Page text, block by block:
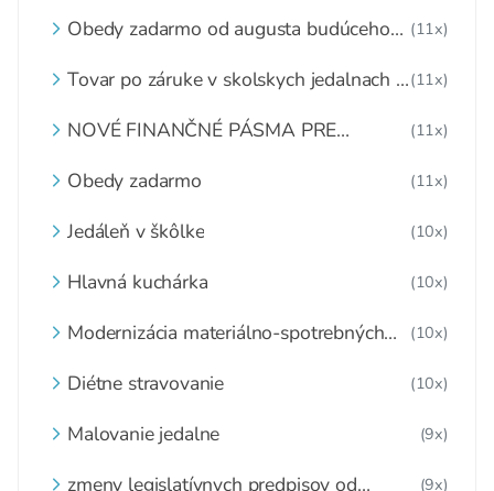
Obedy zadarmo od augusta budúceho
(11x)
Tovar po záruke v skolskych jedalnach v
súvisiacich s Covid-19,??Čo s ním??
tovar nespotrebovaný,čo s ním??
(11x)
NOVÉ FINANČNÉ PÁSMA PRE
(11x)
Obedy zadarmo (11x)
Jedáleň v škôlke (10x)
Hlavná kuchárka (10x)
Modernizácia materiálno-spotrebných
(10x)
Diétne stravovanie (10x)
Malovanie jedalne (9x)
zmeny legislatívnych predpisov od (9x)